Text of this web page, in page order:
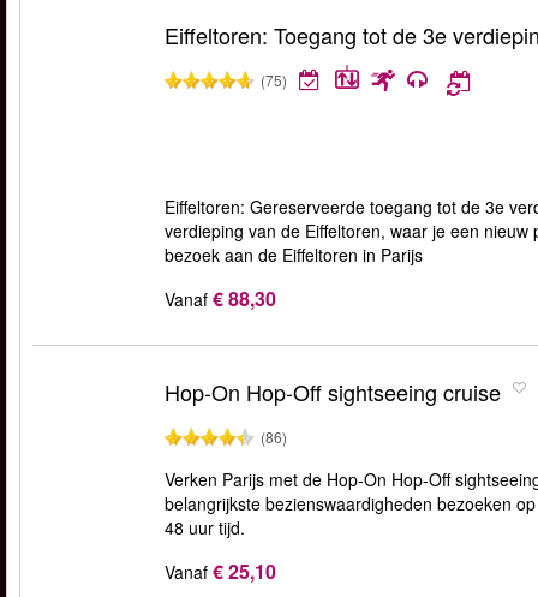
Eiffeltoren: Toegang tot de 3e
(75)
Eiffeltoren: Gereserveerde toegang tot de 3e
verdieping van de Eiffeltoren, waar je een
bezoek aan de Eiffeltoren in Parijs
Vanaf € 88,30
Hop-On Hop-Off sightseeing cruise
(86)
Verken Parijs met de Hop-On Hop-Off
belangrijkste bezienswaardigheden bezoeken
48 uur tijd.
Vanaf € 25,10